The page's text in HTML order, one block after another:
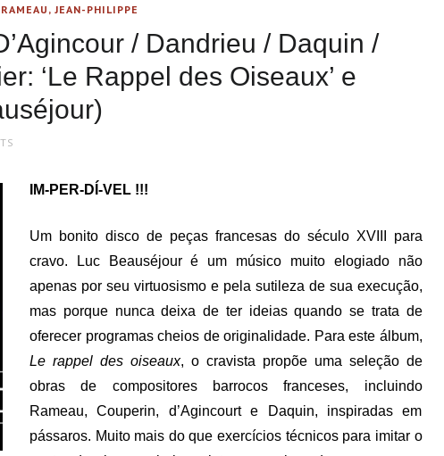
RAMEAU, JEAN-PHILIPPE
/ Dandrieu / Daquin /
‘Le Rappel des Oiseaux’ e
IM-PER-DÍ-VEL !!!
Um bonito disco de peças francesas do século XVIII para
cravo. Luc Beauséjour é um músico muito elogiado não
apenas por seu virtuosismo e pela sutileza de sua execução,
mas porque nunca deixa de ter ideias quando se trata de
oferecer programas cheios de originalidade. Para este álbum,
Le rappel des oiseaux, o cravista propõe uma seleção de
obras de compositores barrocos franceses, incluindo
Rameau, Couperin, d’Agincourt e Daquin, inspiradas em
pássaros. Muito mais do que exercícios técnicos para imitar o